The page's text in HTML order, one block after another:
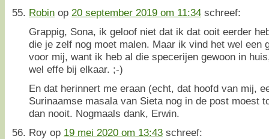
Robin op 20 september 2019 om 11:34 schreef:
Grappig, Sona, ik geloof niet dat ik dat ooit eerder
die je zelf nog moet malen. Maar ik vind het wel een
voor mij, want ik heb al die specerijen gewoon in
wel effe bij elkaar. ;-)
En dat herinnert me eraan (echt, dat hoofd van mij,
Surinaamse masala van Sieta nog in de post moest
dan nooit. Nogmaals dank, Erwin.
Roy op 19 mei 2020 om 13:43 schreef: